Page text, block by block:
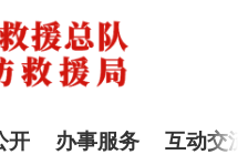
开 办事服务 互动交